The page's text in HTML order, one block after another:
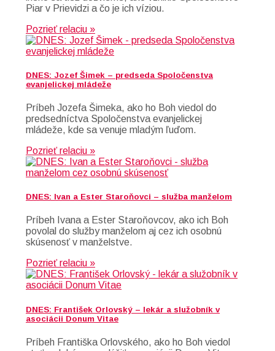
Piar v Prievidzi a čo je ich víziou.
Pozrieť relaciu »
DNES: Jozef Šimek – predseda Spoločenstva
evanjelickej mládeže
Príbeh Jozefa Šimeka, ako ho Boh viedol do
predsedníctva Spoločenstva evanjelickej
mládeže, kde sa venuje mladým ľuďom.
Pozrieť relaciu »
DNES: Ivan a Ester Staroňovci – služba manželom
Príbeh Ivana a Ester Staroňovcov, ako ich Boh
povolal do služby manželom aj cez ich osobnú
skúsenosť v manželstve.
Pozrieť relaciu »
DNES: František Orlovský – lekár a služobník v
asociácii Donum Vitae
Príbeh Františka Orlovského, ako ho Boh viedol